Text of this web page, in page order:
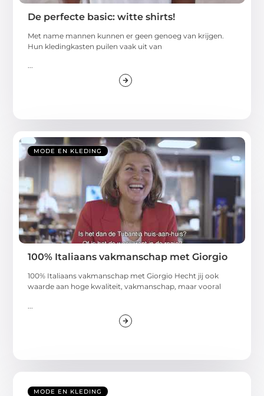
De perfecte basic: witte shirts!
Met name mannen kunnen er geen genoeg van krijgen.
Hun kledingkasten puilen vaak uit van
...
MODE EN KLEDING
100% Italiaans vakmanschap met Giorgio
100% Italiaans vakmanschap met Giorgio Hecht jij ook
waarde aan hoge kwaliteit, vakmanschap, maar vooral
MODE EN KLEDING